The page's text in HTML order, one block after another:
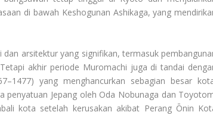
di bawah Keshogunan Ashikaga, yang
arsitektur yang signifikan, termasuk
akhir periode Muromachi juga di tandai
yang menghancurkan sebagian besar
penyatuan Jepang oleh Oda Nobunaga dan
kota setelah kerusakan akibat Perang Ōnin